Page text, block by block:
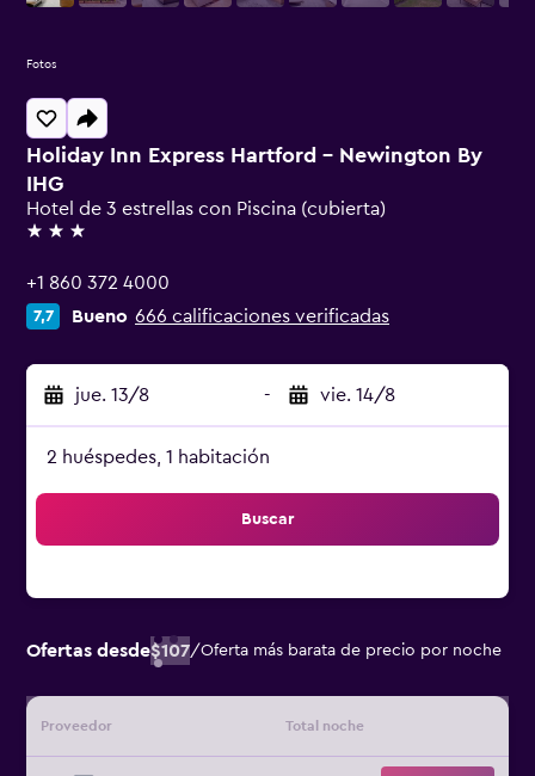
Holiday Inn Express Hartford - Newington By
IHG
Hotel de 3 estrellas con Piscina (cubierta)
3 estrellas
+1 860 372 4000
7,7 Bueno 666 calificaciones verificadas
jue. 13/8 - vie. 14/8
2 huéspedes, 1 habitación
Buscar
Ofertas desde$107/Oferta más barata de precio por noche
Proveedor Total noche
Fotos